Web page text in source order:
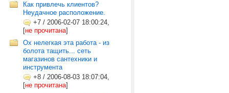
Как привлечь клиентов?
Неудачное расположение.
+7 / 2006-02-07 18:00:24,
[не прочитана]
Ох нелегкая эта работа - из
болота тащить... сеть
магазинов сантехники и
инструмента
+8 / 2006-08-03 18:07:04,
[не прочитана]